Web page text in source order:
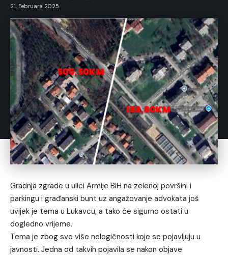
21. Februara 2025.
Gradnja zgrade u ulici Armije BiH na zelenoj površini i
parkingu i građanski bunt uz angažovanje advokata još
uvijek je tema u Lukavcu, a tako će sigurno ostati u
dogledno vrijeme.
Tema je zbog sve više nelogičnosti koje se pojavljuju u
javnosti. Jedna od takvih pojavila se nakon objave